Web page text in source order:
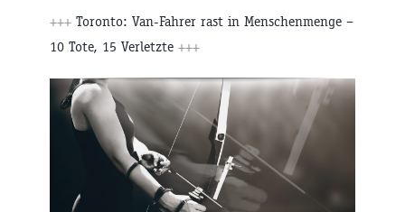
+++ Toronto: Van-Fahrer rast in Menschenmenge –
10 Tote, 15 Verletzte +++